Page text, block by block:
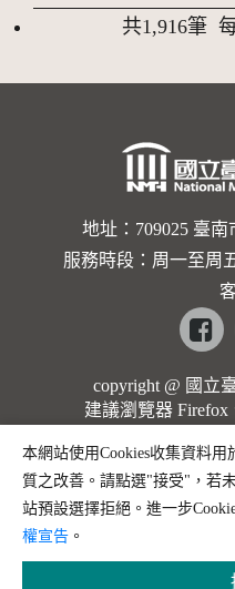
共1,916筆
地址：709025 臺
服務時段：周一至周
copyright @ 國立
建議瀏覽器 Firefox
本網站使用Cookies收集資料
質之改善。請點選"接受"，若
站預設選擇拒絕。進一步
權宣告 。